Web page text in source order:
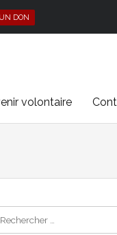
DON
volontaire